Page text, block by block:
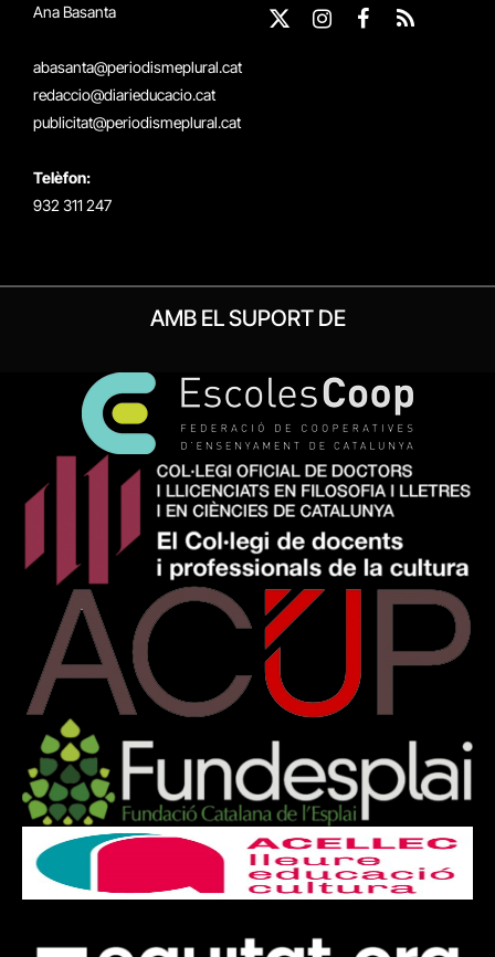
Ana Basanta
abasanta@periodismeplural.cat
redaccio@diarieducacio.cat
publicitat@periodismeplural.cat
Telèfon:
932 311 247
X
InstagramFacebook
RSS
AMB EL SUPORT DE